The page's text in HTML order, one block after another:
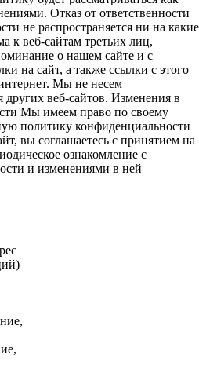
Отказ от ответственности
не распространяется ни на какие
к веб-сайтам третьих лиц,
о нашем сайте и с
на сайт, а также ссылки с этого
Мы не несем
других веб-сайтов. Изменения в
Мы имеем право по своему
политику конфиденциальности
вы соглашаетесь с принятием на
ознакомление с
и изменениями в ней